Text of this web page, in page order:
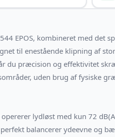
EPOS, kombineret med det
til enestående klipning af
du præcision og effektivitet
uden brug af fysiske
lydløst med kun 72
balancerer ydeevne og